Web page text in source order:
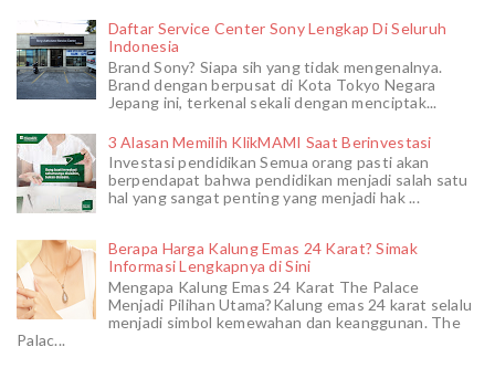
Daftar Service Center Sony Lengkap Di Seluruh
Indonesia
Brand Sony? Siapa sih yang tidak mengenalnya.
Brand dengan berpusat di Kota Tokyo Negara
Jepang ini, terkenal sekali dengan menciptak...
3 Alasan Memilih KlikMAMI Saat Berinvestasi
Investasi pendidikan Semua orang pasti akan
berpendapat bahwa pendidikan menjadi salah satu
hal yang sangat penting yang menjadi hak ...
Berapa Harga Kalung Emas 24 Karat? Simak
Informasi Lengkapnya di Sini
Mengapa Kalung Emas 24 Karat The Palace
Menjadi Pilihan Utama?Kalung emas 24 karat selalu
menjadi simbol kemewahan dan keanggunan. The
Palac...